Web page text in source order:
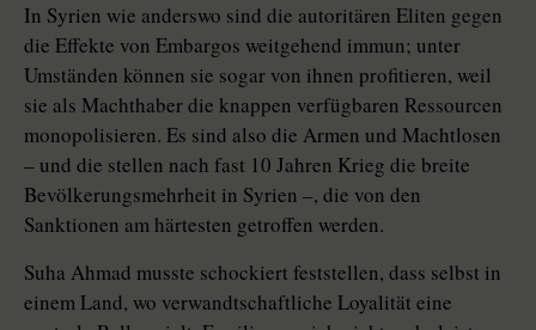
In Syrien wie anderswo sind die autoritären Eliten gegen
die Effekte von Embargos weitgehend immun; unter
Umständen können sie sogar von ihnen profitieren, weil
sie als Machthaber die knappen verfügbaren Ressourcen
monopolisieren. Es sind also die Armen und Machtlosen
– und die stellen nach fast 10 Jahren Krieg die breite
Bevölkerungsmehrheit in Syrien –, die von den
Sanktionen am härtesten getroffen werden.
Suha Ahmad musste schockiert feststellen, dass selbst in
einem Land, wo verwandtschaftliche Loyalität eine